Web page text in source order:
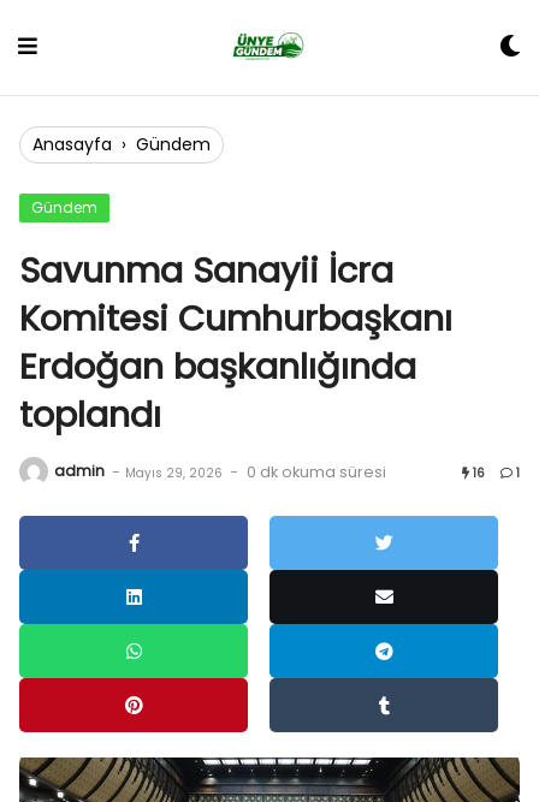
Anasayfa › Gündem
Gündem
Savunma Sanayii İcra
Komitesi Cumhurbaşkanı
Erdoğan başkanlığında
toplandı
admin - Mayıs 29, 2026 - 0 dk okuma süresi 16 1